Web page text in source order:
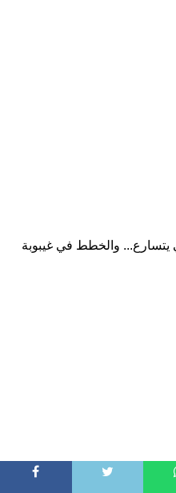
يتسارع... والخطط